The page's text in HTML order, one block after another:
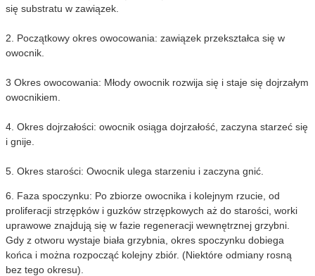
się substratu w zawiązek.
2. Początkowy okres owocowania: zawiązek przekształca się w
owocnik.
3 Okres owocowania: Młody owocnik rozwija się i staje się dojrzałym
owocnikiem.
4. Okres dojrzałości: owocnik osiąga dojrzałość, zaczyna starzeć się
i gnije.
5. Okres starości: Owocnik ulega starzeniu i zaczyna gnić.
6. Faza spoczynku: Po zbiorze owocnika i kolejnym rzucie, od
proliferacji strzępków i guzków strzępkowych aż do starości, worki
uprawowe znajdują się w fazie regeneracji wewnętrznej grzybni.
Gdy z otworu wystaje biała grzybnia, okres spoczynku dobiega
końca i można rozpocząć kolejny zbiór. (Niektóre odmiany rosną
bez tego okresu).